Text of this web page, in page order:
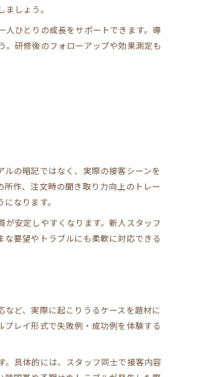
しょう。
ひとりの成長をサポートできます。導
研修後のフォローアップや効果測定も
の暗記ではなく、実際の接客シーンを
作、注文時の聞き取り力向上のトレー
なります。
安定しやすくなります。新人スタッフ
要望やトラブルにも柔軟に対応できる
ど、実際に起こりうるケースを題材に
レイ形式で失敗例・成功例を体験する
具体的には、スタッフ同士で接客内容